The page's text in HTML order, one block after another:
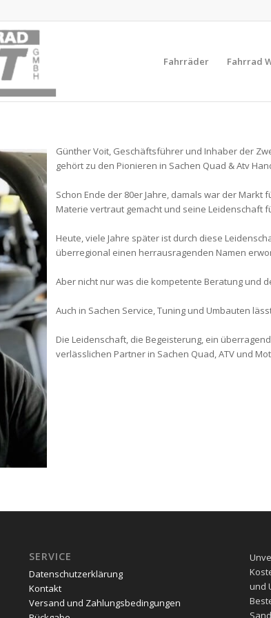
Fahrräder Fahrrad
Günther Voit, Geschäftsführer und Inhaber der
gehört zu den Pionieren in Sachen Quad & Atv
Schon Ende der 80er Jahre, damals war der
Materie vertraut gemacht und seine Leidenschaft
Heute, viele Jahre später ist durch diese
überregional einen herrausragenden Namen
Aber nicht nur was die kompetente Beratung und
Auch in Sachen Service, Tuning und Umbauten
Die Leidenschaft, die Begeisterung, ein
verlässlichen Partner in Sachen Quad, ATV und
SERVICE
Datenschutzerklärung
Kontakt
Versand und Zahlungsbedingungen
und